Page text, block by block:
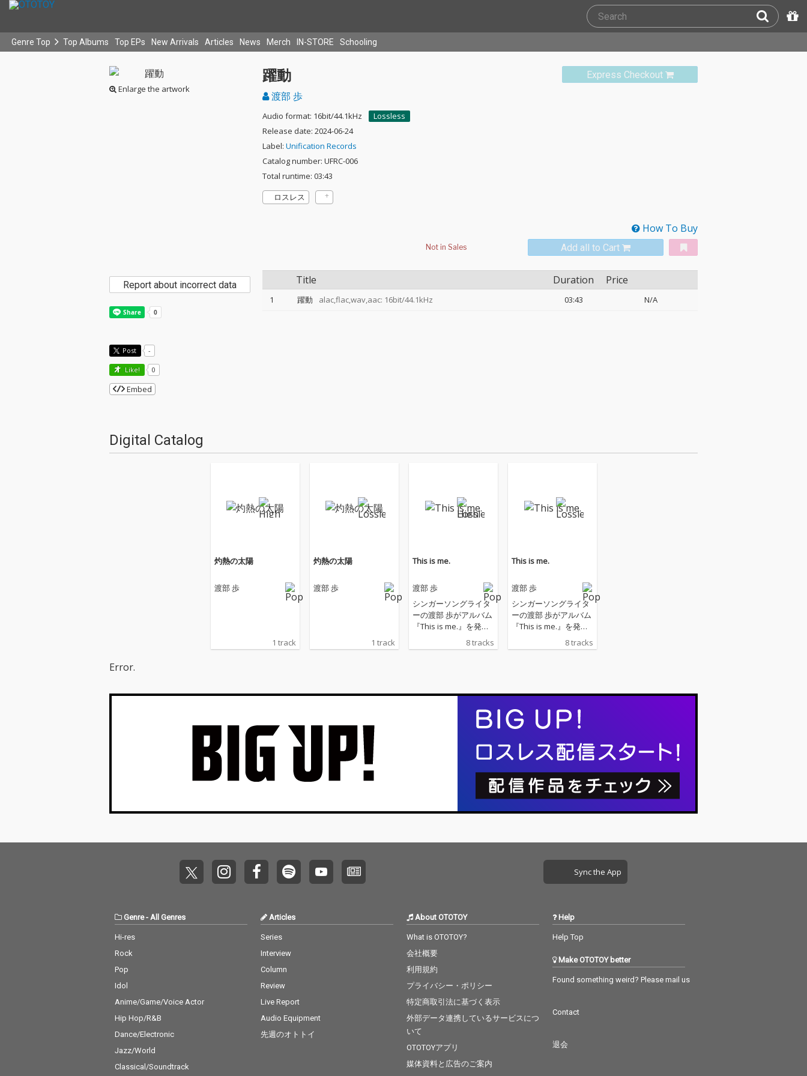
Genre Top Top Albums Top EPs New Arrivals Articles News Merch IN-STORE Schooling
Enlarge the artwork
Express Checkout
躍動
渡部 歩
Audio format: 16bit/44.1kHz
Lossless
Release date: 2024-06-24
Label: Unification Records
Catalog number: UFRC-006
Total runtime: 03:43
ロスレス
How To Buy
Add all to Cart
Title Duration Price
1 躍動 alac,flac,wav,aac: 16bit/44.1kHz 03:43 N/A
Report about incorrect data
Post -
Like! 0
Embed
Digital Catalog
灼熱の太陽
渡部 歩
1 track
灼熱の太陽
渡部 歩
1 track
This is me.
渡部 歩
シンガーソングライタ
ーの渡部 歩がアルバム
『This is me.』を発
8 tracks
This is me.
渡部 歩
シンガーソングライタ
ーの渡部 歩がアルバム
『This is me.』を発
8 tracks
Error.
Sync the App
Genre- All Genres
Hi-res
Rock
Pop
Idol
Anime/Game/Voice Actor
Hip Hop/R&B
Dance/Electronic
Jazz/World
Classical/Soundtrack
Articles
Series
Interview
Column
Review
Live Report
Audio Equipment
先週のオトトイ
About OTOTOY
What is OTOTOY?
会社概要
利用規約
プライバシー・ポリシー
特定商取引法に基づく表示
外部データ連携しているサービスにつ
いて
OTOTOYアプリ
媒体資料と広告のご案内
Help
Help Top
Make OTOTOY better
Found something weird? Please mail us
Contact
退会